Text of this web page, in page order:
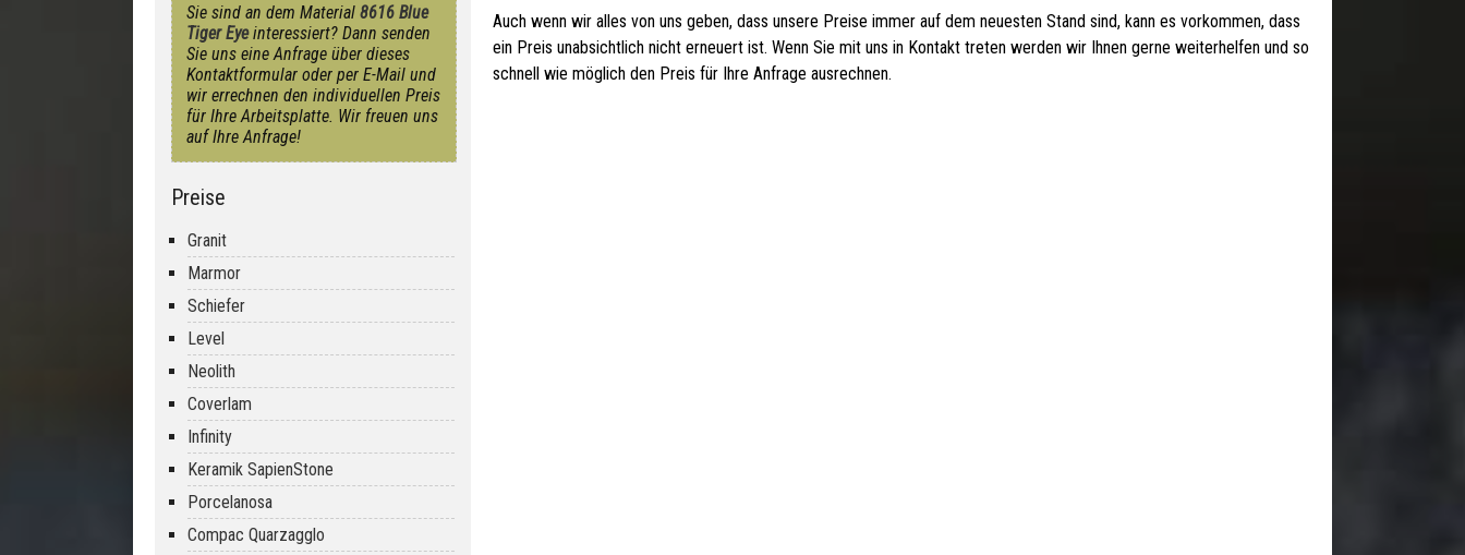
Auch wenn wir alles von uns geben, dass unsere Preise immer auf dem neuesten Stand sind, kann es vorkommen, dass
ein Preis unabsichtlich nicht erneuert ist. Wenn Sie mit uns in Kontakt treten werden wir Ihnen gerne weiterhelfen und so
schnell wie möglich den Preis für Ihre Anfrage ausrechnen.
Sie sind an dem Material 8616 Blue
Tiger Eyeinteressiert? Dann senden
Sie uns eine Anfrage über dieses
Kontaktformular oder per E-Mail und
wir errechnen den individuellen Preis
für Ihre Arbeitsplatte. Wir freuen uns
auf Ihre Anfrage!
Preise
Granit
Marmor
Schiefer
Level
Neolith
Coverlam
Infinity
Keramik SapienStone
Porcelanosa
Compac Quarzagglo